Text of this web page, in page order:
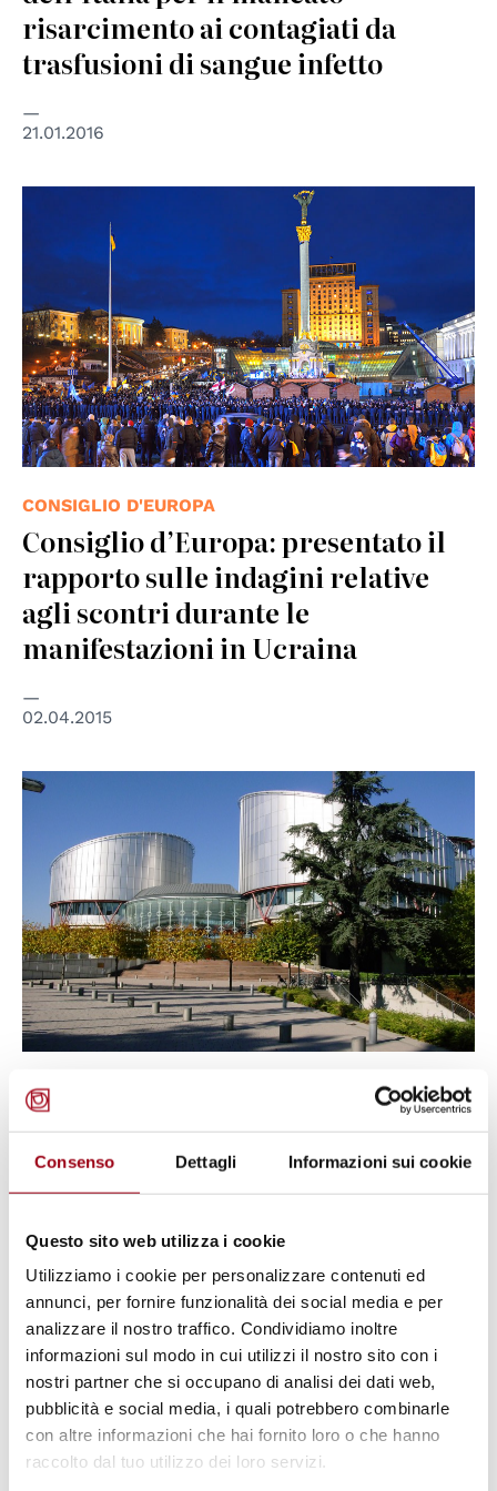
Consenso Dettagli Informazioni sui cookie
Questo sito web utilizza i cookie
Utilizziamo i cookie per personalizzare contenuti ed
annunci, per fornire funzionalità dei social media e per
analizzare il nostro traffico. Condividiamo inoltre
informazioni sul modo in cui utilizzi il nostro sito con i
nostri partner che si occupano di analisi dei dati web,
pubblicità e social media, i quali potrebbero combinarle
con altre informazioni che hai fornito loro o che hanno
raccolto dal tuo utilizzo dei loro servizi.
risarcimento ai contagiati da
trasfusioni di sangue infetto
21.01.2016
CONSIGLIO D'EUROPA
Consiglio d’Europa: presentato il
rapporto sulle indagini relative
agli scontri durante le
manifestazioni in Ucraina
02.04.2015
© Consiglio d'Europa
ITALIA
Corte di Strasburgo: Italia
condannata per trattamenti
disumani e degradanti e per la
violazione del diritto al rispetto
della vita privata e familiare
27.01.2014
© CoE